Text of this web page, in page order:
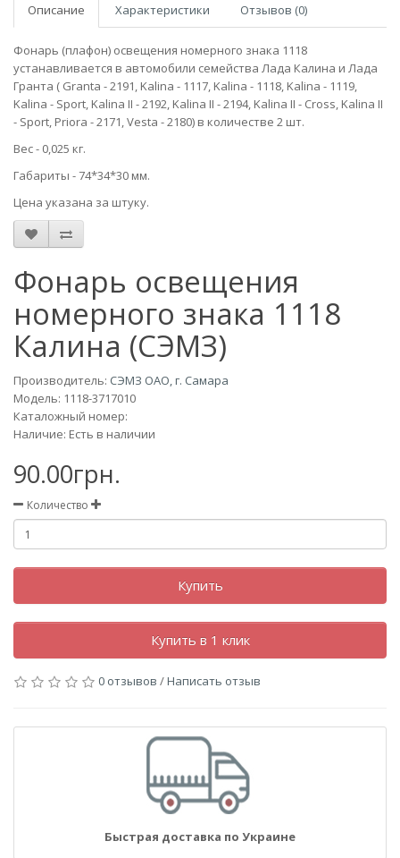
Описание Характеристики Отзывов (0)
Фонарь (плафон) освещения номерного знака 1118
устанавливается в автомобили семейства Лада Калина и Лада
Гранта ( Granta - 2191, Kalina - 1117, Kalina - 1118, Kalina - 1119,
Kalina - Sport, Kalina II - 2192, Kalina II - 2194, Kalina II - Cross, Kalina II
- Sport, Priora - 2171, Vesta - 2180) в количестве 2 шт.
Вес - 0,025 кг.
Габариты - 74*34*30 мм.
Цена указана за штуку.
Фонарь освещения
номерного знака 1118
Калина (СЭМЗ)
Производитель: СЭМЗ ОАО, г. Самара
Модель: 1118-3717010
Каталожный номер:
Наличие: Есть в наличии
90.00грн.
Количество
Купить
Купить в 1 клик
0 отзывов /Написать отзыв
Быстрая доставка по Украине